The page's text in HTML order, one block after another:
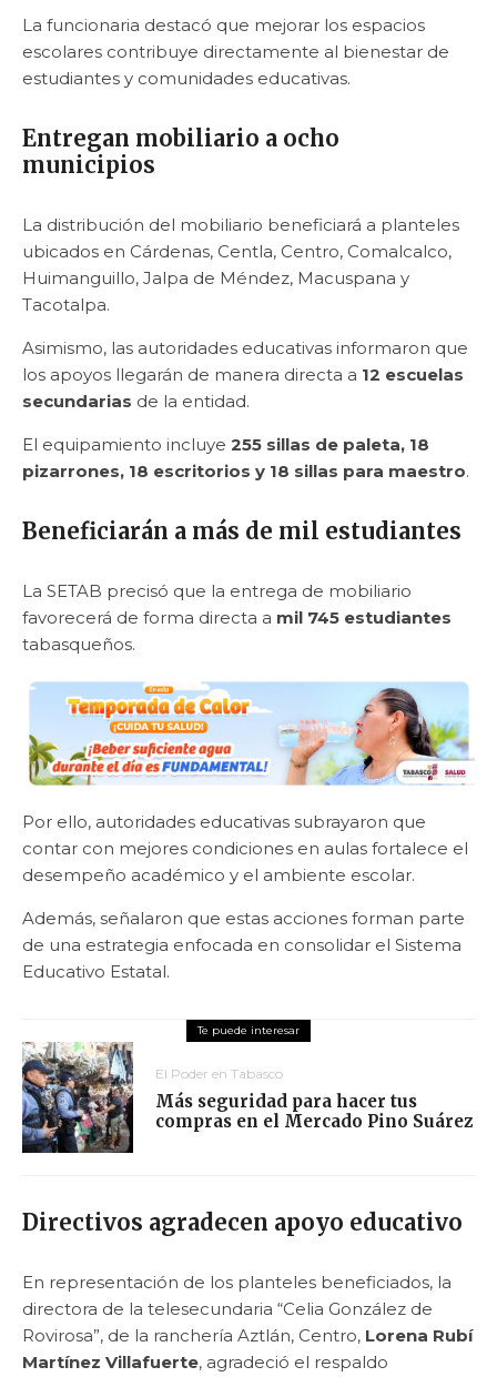
La funcionaria destacó que mejorar los espacios
escolares contribuye directamente al bienestar de
estudiantes y comunidades educativas.
Entregan mobiliario a ocho
municipios
La distribución del mobiliario beneficiará a planteles
ubicados en Cárdenas, Centla, Centro, Comalcalco,
Huimanguillo, Jalpa de Méndez, Macuspana y
Tacotalpa.
Asimismo, las autoridades educativas informaron que
los apoyos llegarán de manera directa a 12 escuelas
secundarias de la entidad.
El equipamiento incluye 255 sillas de paleta, 18
pizarrones, 18 escritorios y 18 sillas para maestro.
Beneficiarán a más de mil estudiantes
La SETAB precisó que la entrega de mobiliario
favorecerá de forma directa a mil 745 estudiantes
tabasqueños.
Por ello, autoridades educativas subrayaron que
contar con mejores condiciones en aulas fortalece el
desempeño académico y el ambiente escolar.
Además, señalaron que estas acciones forman parte
de una estrategia enfocada en consolidar el Sistema
Educativo Estatal.
El Poder en Tabasco
Más seguridad para hacer tus
compras en el Mercado Pino Suárez
Directivos agradecen apoyo educativo
En representación de los planteles beneficiados, la
directora de la telesecundaria “Celia González de
Rovirosa”, de la ranchería Aztlán, Centro, Lorena Rubí
Martínez Villafuerte, agradeció el respaldo